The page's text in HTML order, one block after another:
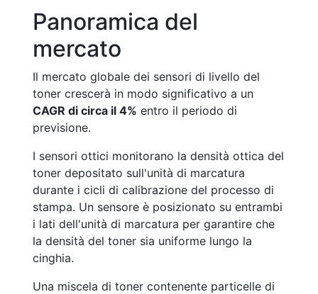
Panoramica del
mercato
Il mercato globale dei sensori di livello del
toner crescerà in modo significativo a un
CAGR di circa il 4% entro il periodo di
previsione.
I sensori ottici monitorano la densità ottica del
toner depositato sull'unità di marcatura
durante i cicli di calibrazione del processo di
stampa. Un sensore è posizionato su entrambi
i lati dell'unità di marcatura per garantire che
la densità del toner sia uniforme lungo la
cinghia.
Una miscela di toner contenente particelle di